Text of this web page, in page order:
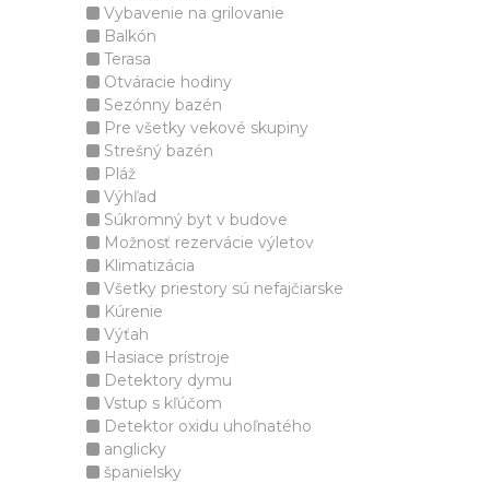
Vybavenie na grilovanie
Balkón
Terasa
Otváracie hodiny
Sezónny bazén
Pre všetky vekové skupiny
Strešný bazén
Pláž
Výhľad
Súkromný byt v budove
Možnosť rezervácie výletov
Klimatizácia
Všetky priestory sú nefajčiarske
Kúrenie
Výťah
Hasiace prístroje
Detektory dymu
Vstup s kľúčom
Detektor oxidu uhoľnatého
anglicky
španielsky